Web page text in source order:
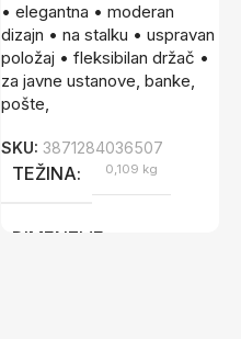
• elegantna • moderan
dizajn • na stalku • uspravan
položaj • fleksibilan držač •
za javne ustanove, banke,
pošte,
SKU: 3871284036507
TEŽINA 0,109 kg
DIMENZIJE